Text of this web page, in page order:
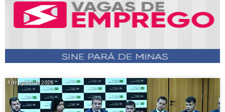
4 de agosto de 2026